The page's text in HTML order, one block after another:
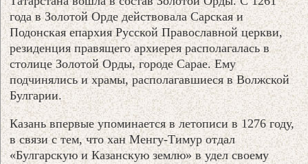
года в Золотой Орде действовала Сарская и
Подонская епархия Русской Православной церкви,
резиденция правящего архиерея располагалась в
столице Золотой Орды, городе Сарае. Ему
подчинялись и храмы, располагавшиеся в Волжской
Булгарии.
Казань впервые упоминается в летописи в 1276 году,
в связи с тем, что хан Менгу-Тимур отдал
«Булгарскую и Казанскую землю» в удел своему